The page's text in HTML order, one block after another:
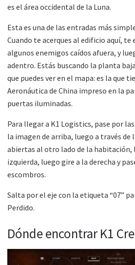
es el área occidental de la Luna.
Esta es una de las entradas más
Cuando te acerques al edificio aquí, te
algunos enemigos caídos afuera, y
adentro. Estás buscando la planta
que puedes ver en el mapa: es la que
Aeronáutica de China impreso en la
puertas iluminadas.
Para llegar a K1 Logistics, pase por
la imagen de arriba, luego a través de
abiertas al otro lado de la habitación,
izquierda, luego gire a la derecha y
escombros.
Salta por el eje con la etiqueta “07”
Perdido.
Dónde encontrar K1